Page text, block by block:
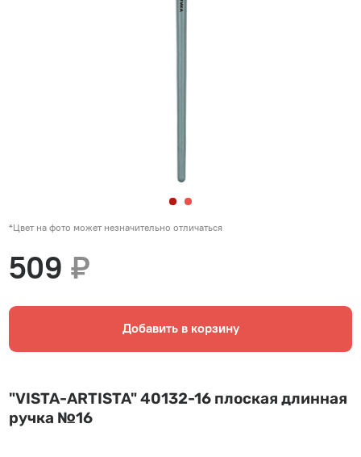
*Цвет на фото может незначительно отличаться
509₽
Добавить в корзину
"VISTA-ARTISTA" 40132-16 плоская длинная
ручка №16